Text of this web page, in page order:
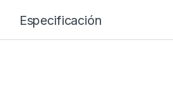
Especificación